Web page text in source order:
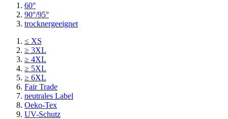
60°
90°/95°
trocknergeeignet
≤ XS
≥ 3XL
≥ 4XL
≥ 5XL
≥ 6XL
Fair Trade
neutrales Label
Oeko-Tex
UV-Schutz